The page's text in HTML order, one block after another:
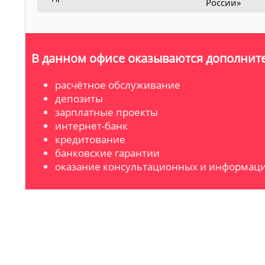
В данном офисе оказываются
расчётное обслуживание
депозиты
зарплатные проекты
интернет-банк
кредитование
банковские гарантии
оказание консультационных и